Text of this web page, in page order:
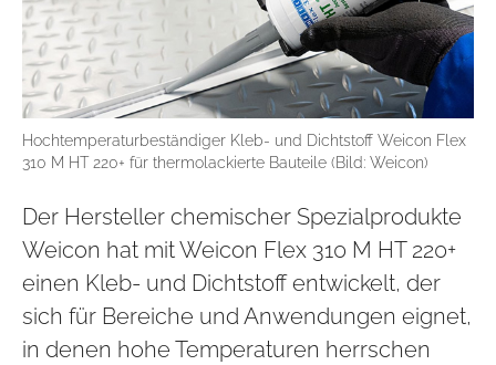
Hochtemperaturbeständiger Kleb- und Dichtstoff Weicon Flex
310 M HT 220+ für thermolackierte Bauteile (Bild: Weicon)
Der Hersteller chemischer Spezialprodukte
Weicon hat mit Weicon Flex 310 M HT 220+
einen Kleb- und Dichtstoff entwickelt, der
sich für Bereiche und Anwendungen eignet,
in denen hohe Temperaturen herrschen